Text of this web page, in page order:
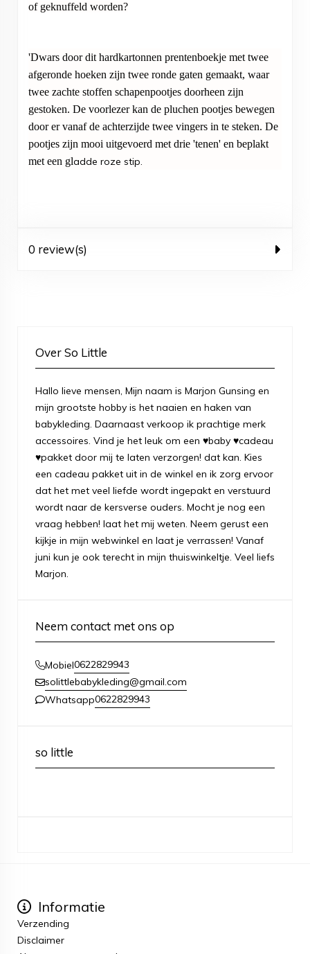
of geknuffeld worden?
'Dwars door dit hardkartonnen prentenboekje met twee
afgeronde hoeken zijn twee ronde gaten gemaakt, waar
twee zachte stoffen schapenpootjes doorheen zijn
gestoken. De voorlezer kan de pluchen pootjes bewegen
door er vanaf de achterzijde twee vingers in te steken. De
pootjes zijn mooi uitgevoerd met drie 'tenen' en beplakt
met een gladde roze stip.
0 review(s)
Over So Little
Hallo lieve mensen, Mijn naam is Marjon Gunsing en
mijn grootste hobby is het naaien en haken van
babykleding. Daarnaast verkoop ik prachtige merk
accessoires. Vind je het leuk om een ♥baby ♥cadeau
♥pakket door mij te laten verzorgen! dat kan. Kies
een cadeau pakket uit in de winkel en ik zorg ervoor
dat het met veel liefde wordt ingepakt en verstuurd
wordt naar de kersverse ouders. Mocht je nog een
vraag hebben! laat het mij weten. Neem gerust een
kijkje in mijn webwinkel en laat je verrassen! Vanaf
juni kun je ook terecht in mijn thuiswinkeltje. Veel liefs
Marjon.
Neem contact met ons op
Mobiel0622829943
solittlebabykleding@gmail.com
Whatsapp0622829943
so little
Informatie
Verzending
Disclaimer